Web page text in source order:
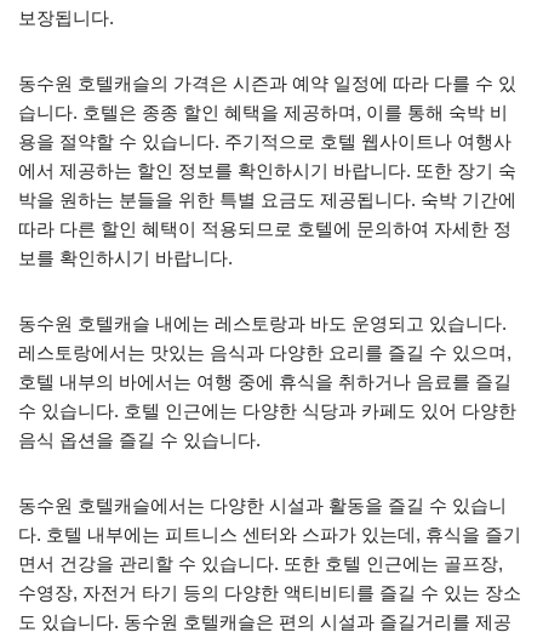
보장됩니다.
동수원 호텔캐슬의 가격은 시즌과 예약 일정에 따라 다를 수 있
습니다. 호텔은 종종 할인 혜택을 제공하며, 이를 통해 숙박 비
용을 절약할 수 있습니다. 주기적으로 호텔 웹사이트나 여행사
에서 제공하는 할인 정보를 확인하시기 바랍니다. 또한 장기 숙
박을 원하는 분들을 위한 특별 요금도 제공됩니다. 숙박 기간에
따라 다른 할인 혜택이 적용되므로 호텔에 문의하여 자세한 정
보를 확인하시기 바랍니다.
동수원 호텔캐슬 내에는 레스토랑과 바도 운영되고 있습니다.
레스토랑에서는 맛있는 음식과 다양한 요리를 즐길 수 있으며,
호텔 내부의 바에서는 여행 중에 휴식을 취하거나 음료를 즐길
수 있습니다. 호텔 인근에는 다양한 식당과 카페도 있어 다양한
음식 옵션을 즐길 수 있습니다.
동수원 호텔캐슬에서는 다양한 시설과 활동을 즐길 수 있습니
다. 호텔 내부에는 피트니스 센터와 스파가 있는데, 휴식을 즐기
면서 건강을 관리할 수 있습니다. 또한 호텔 인근에는 골프장,
수영장, 자전거 타기 등의 다양한 액티비티를 즐길 수 있는 장소
도 있습니다. 동수원 호텔캐슬은 편의 시설과 즐길거리를 제공